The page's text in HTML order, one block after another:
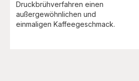
Druckbrühverfahren einen
außergewöhnlichen und
einmaligen Kaffeegeschmack.